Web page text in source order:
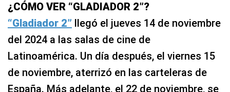
¿CÓMO VER “GLADIADOR 2”?
“Gladiador 2” llegó el jueves 14 de noviembre
del 2024 a las salas de cine de
Latinoamérica. Un día después, el viernes 15
de noviembre, aterrizó en las carteleras de
España. Más adelante, el 22 de noviembre, se